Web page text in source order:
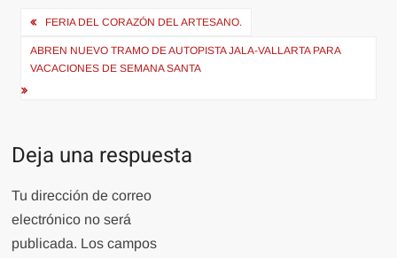
Navegación
de
entradas
FERIA DEL CORAZÓN DEL ARTESANO.
ABREN NUEVO TRAMO DE AUTOPISTA JALA-VALLARTA PARA
VACACIONES DE SEMANA SANTA
Deja una respuesta
Tu dirección de correo
electrónico no será
publicada. Los campos